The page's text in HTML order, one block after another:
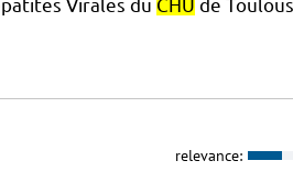
Virales du CHU de
relevance: